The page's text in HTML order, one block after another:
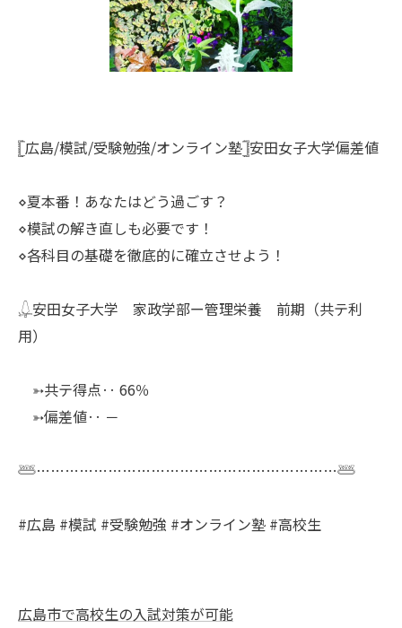
𓊈広島/模試/受験勉強/オンライン塾𓊉安田女子大学偏差値
⋄夏本番！あなたはどう過ごす？
⋄模試の解き直しも必要です！
⋄各科目の基礎を徹底的に確立させよう！
𓆮安田女子大学 家政学部ー管理栄養 前期（共テ利
用）
➳共テ得点‥ 66％
➳偏差値‥ －
𓆷………………………………………………………𓆷
#広島 #模試 #受験勉強 #オンライン塾 #高校生
広島市で高校生の入試対策が可能